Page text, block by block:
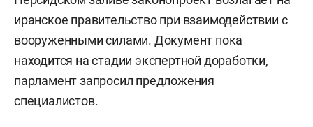
иранское правительство при взаимодействии с
вооруженными силами. Документ пока
находится на стадии экспертной доработки,
парламент запросил предложения
специалистов.